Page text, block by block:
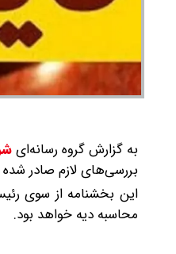
به گزارش گروه رسانه‌ای
بررسی‌های لازم صادر شده است، مبلغ دیه کامل از
محاسبه دیه خواهد بود.